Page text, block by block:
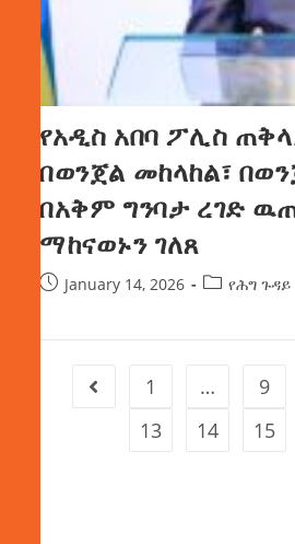
የአዲስ አበባ ፖሊስ
በወንጀል መከላከል፣
በአቅም ግንባታ ረገድ
ማከናወኑን ገለጸ
January 14, 2026 የሕግ ጉዳይ
1 … 9
13
14 15